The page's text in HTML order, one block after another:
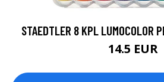
STAEDTLER 8 KPL LUMOCOLOR
14.5 EUR